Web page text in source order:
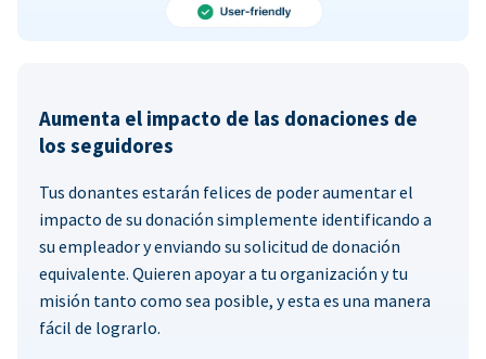
Aumenta el impacto de las donaciones de
los seguidores
Tus donantes estarán felices de poder aumentar el
impacto de su donación simplemente identificando a
su empleador y enviando su solicitud de donación
equivalente. Quieren apoyar a tu organización y tu
misión tanto como sea posible, y esta es una manera
fácil de lograrlo.